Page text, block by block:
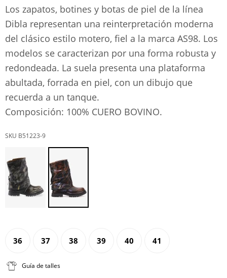
Los zapatos, botines y botas de piel de la línea
Dibla representan una reinterpretación moderna
del clásico estilo motero, fiel a la marca AS98. Los
modelos se caracterizan por una forma robusta y
redondeada. La suela presenta una plataforma
abultada, forrada en piel, con un dibujo que
recuerda a un tanque.
Composición: 100% CUERO BOVINO.
B51223-9
36 37 38 39 40 41
Guía de talles